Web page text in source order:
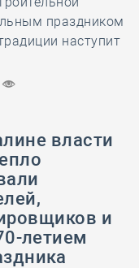
праздником
наступит
власти
и
летием